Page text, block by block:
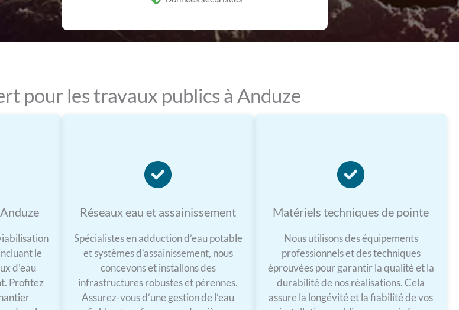
pour les travaux publics à Anduze
le
d’eau
Profitez
Réseaux eau et assainissement
Spécialistes en adduction d’eau potable
et systèmes d’assainissement, nous
concevons et installons des
infrastructures robustes et pérennes.
Assurez-vous d’une gestion de l’eau
Matériels techniques de pointe
Nous utilisons des équipements
professionnels et des techniques
éprouvées pour garantir la qualité et la
durabilité de nos réalisations. Cela
assure la longévité et la fiabilité de vos